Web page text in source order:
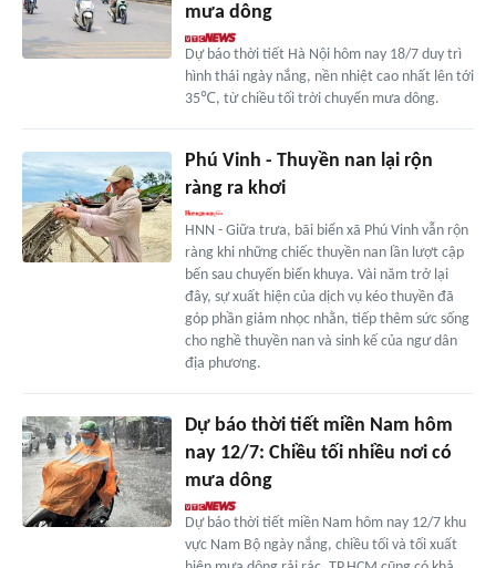
mưa dông
Dự báo thời tiết Hà Nội hôm nay 18/7 duy trì
hình thái ngày nắng, nền nhiệt cao nhất lên tới
35℃, từ chiều tối trời chuyển mưa dông.
Phú Vinh - Thuyền nan lại rộn
ràng ra khơi
HNN - Giữa trưa, bãi biển xã Phú Vinh vẫn rộn
ràng khi những chiếc thuyền nan lần lượt cập
bến sau chuyến biển khuya. Vài năm trở lại
đây, sự xuất hiện của dịch vụ kéo thuyền đã
góp phần giảm nhọc nhằn, tiếp thêm sức sống
cho nghề thuyền nan và sinh kế của ngư dân
địa phương.
Dự báo thời tiết miền Nam hôm
nay 12/7: Chiều tối nhiều nơi có
mưa dông
Dự báo thời tiết miền Nam hôm nay 12/7 khu
vực Nam Bộ ngày nắng, chiều tối và tối xuất